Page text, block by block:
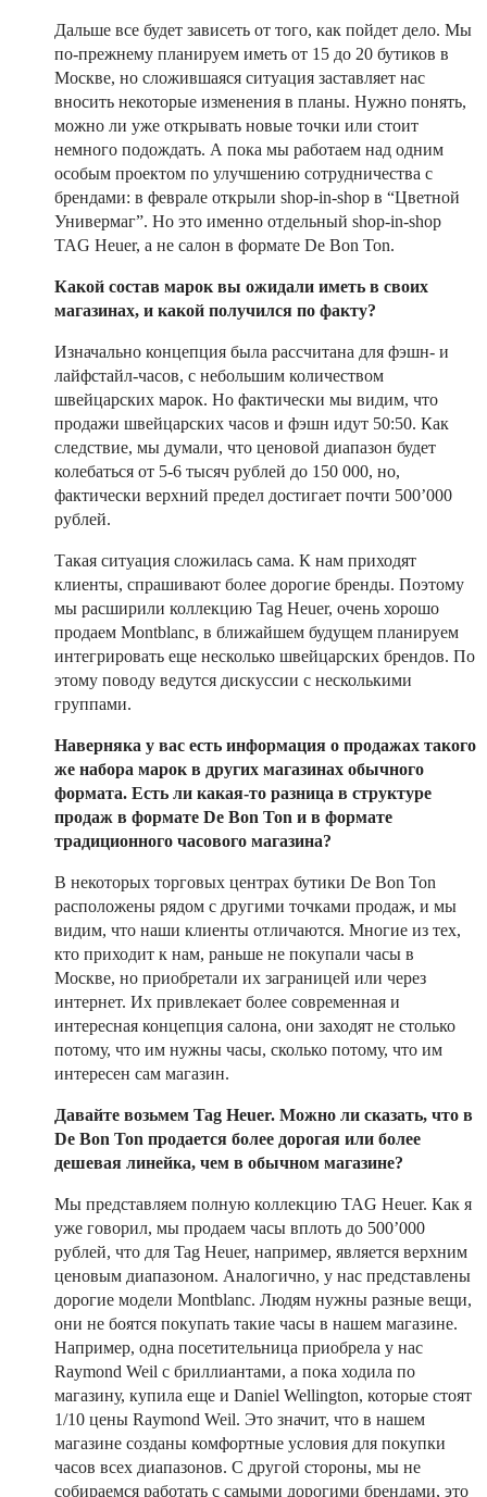
Дальше все будет зависеть от того, как пойдет дело. Мы
по-прежнему планируем иметь от 15 до 20 бутиков в
Москве, но сложившаяся ситуация заставляет нас
вносить некоторые изменения в планы. Нужно понять,
можно ли уже открывать новые точки или стоит
немного подождать. А пока мы работаем над одним
особым проектом по улучшению сотрудничества с
брендами: в феврале открыли shop-in-shop в “Цветной
Универмаг”. Но это именно отдельный shop-in-shop
TAG Heuer, а не салон в формате De Bon Ton.
Какой состав марок вы ожидали иметь в своих
магазинах, и какой получился по факту?
Изначально концепция была рассчитана для фэшн- и
лайфстайл-часов, с небольшим количеством
швейцарских марок. Но фактически мы видим, что
продажи швейцарских часов и фэшн идут 50:50. Как
следствие, мы думали, что ценовой диапазон будет
колебаться от 5-6 тысяч рублей до 150 000, но,
фактически верхний предел достигает почти 500’000
рублей.
Такая ситуация сложилась сама. К нам приходят
клиенты, спрашивают более дорогие бренды. Поэтому
мы расширили коллекцию Tag Heuer, очень хорошо
продаем Montblanc, в ближайшем будущем планируем
интегрировать еще несколько швейцарских брендов. По
этому поводу ведутся дискуссии с несколькими
группами.
Наверняка у вас есть информация о продажах такого
же набора марок в других магазинах обычного
формата. Есть ли какая-то разница в структуре
продаж в формате De Bon Ton и в формате
традиционного часового магазина?
В некоторых торговых центрах бутики De Bon Ton
расположены рядом с другими точками продаж, и мы
видим, что наши клиенты отличаются. Многие из тех,
кто приходит к нам, раньше не покупали часы в
Москве, но приобретали их заграницей или через
интернет. Их привлекает более современная и
интересная концепция салона, они заходят не столько
потому, что им нужны часы, сколько потому, что им
интересен сам магазин.
Давайте возьмем Tag Heuer. Можно ли сказать, что в
De Bon Ton продается более дорогая или более
дешевая линейка, чем в обычном магазине?
Мы представляем полную коллекцию TAG Heuer. Как я
уже говорил, мы продаем часы вплоть до 500’000
рублей, что для Tag Heuer, например, является верхним
ценовым диапазоном. Аналогично, у нас представлены
дорогие модели Montblanc. Людям нужны разные вещи,
они не боятся покупать такие часы в нашем магазине.
Например, одна посетительница приобрела у нас
Raymond Weil с бриллиантами, а пока ходила по
магазину, купила еще и Daniel Wellington, которые стоят
1/10 цены Raymond Weil. Это значит, что в нашем
магазине созданы комфортные условия для покупки
часов всех диапазонов. С другой стороны, мы не
собираемся работать с самыми дорогими брендами, это